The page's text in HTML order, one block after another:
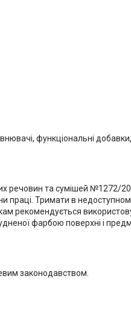
функціональні добавки,
речовин та сумішей №1272/
праці. Тримати в
рекомендується
фарбою поверхні і
законодавством.